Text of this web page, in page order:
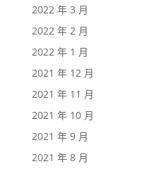
2022 年 3 月
2022 年 2 月
2022 年 1 月
2021 年 12 月
2021 年 11 月
2021 年 10 月
2021 年 9 月
2021 年 8 月